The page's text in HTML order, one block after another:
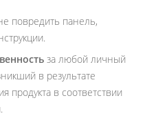
повредить панель,
за любой личный
в результате
продукта в соответствии